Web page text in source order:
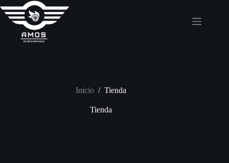
al
contenido
Inicio / Tienda
Tienda